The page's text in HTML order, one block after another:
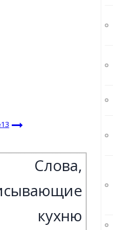
Слова,
кухню